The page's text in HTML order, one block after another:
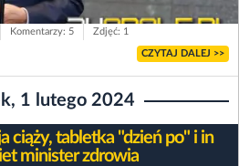
Komentarzy: 5 Zdjęć: 1
CZYTAJ DALEJ >>
1 lutego 2024
ciąży, tabletka "dzień po" i in
minister zdrowia